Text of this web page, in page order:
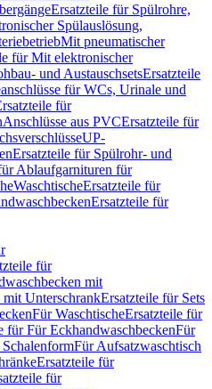
Ersatzteile für Spülrohre,
Spülauslösung,
Mit pneumatischer
für Mit elektronischer
und AustauschsetsErsatzteile
für WCs, Urinale und
für
Anschlüsse aus PVCErsatzteile für
UP-
Ersatzteile für Spülrohr- und
Ablaufgarnituren für
WaschtischeErsatzteile für
Ersatzteile für
für
mit
mit UnterschrankErsatzteile für Sets
Für WaschtischeErsatzteile für
für Für EckhandwaschbeckenFür
Für Aufsatzwaschtisch
Ersatzteile für
für